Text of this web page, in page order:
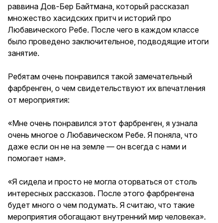
раввина Дов-Бер Байтмана, который рассказал
множество хасидских притч и историй про
Любавического Ребе. После чего в каждом классе
было проведено заключительное, подводящие итоги
занятие.
Ребятам очень понравился такой замечательный
фарбренген, о чем свидетельствуют их впечатления
от мероприятия:
«Мне очень понравился этот фарбренген, я узнала
очень многое о Любавическом Ребе. Я поняла, что
даже если он не на земле — он всегда с нами и
помогает нам».
«Я сидела и просто не могла оторваться от столь
интересных рассказов. После этого фарбренгена
будет много о чем подумать. Я считаю, что такие
мероприятия обогащают внутренний мир человека».